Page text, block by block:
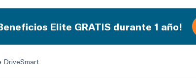
Elite GRATIS durante 1 año!
DriveSmart